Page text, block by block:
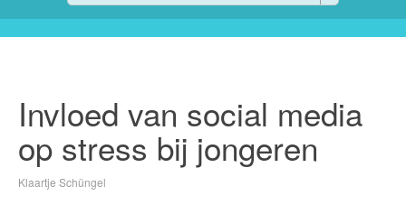
Invloed van social media
op stress bij jongeren
Klaartje Schüngel